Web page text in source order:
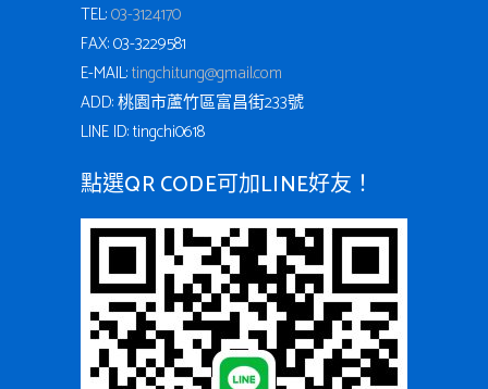
TEL:03-3124170
FAX: 03-3229581
E-MAIL:tingchi.tung@gmail.com
ADD: 桃園市蘆竹區富昌街233號
LINE ID: tingchi0618
點選QR CODE可加LINE好友！